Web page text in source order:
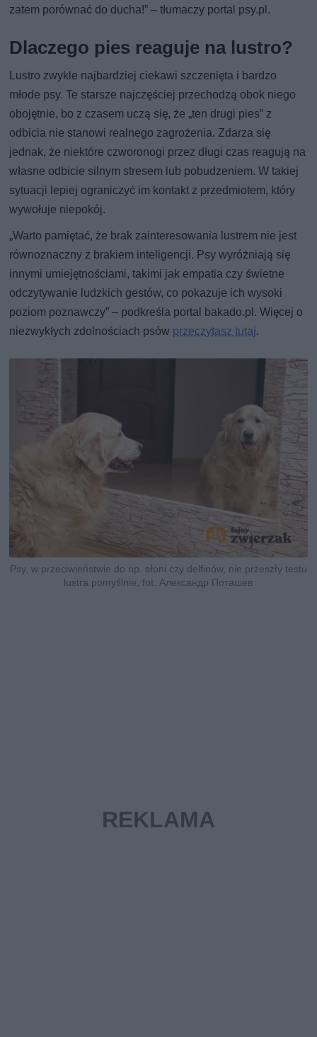
zatem porównać do ducha!” – tłumaczy portal psy.pl.
Dlaczego pies reaguje na lustro?
Lustro zwykle najbardziej ciekawi szczenięta i bardzo
młode psy. Te starsze najczęściej przechodzą obok niego
obojętnie, bo z czasem uczą się, że „ten drugi pies” z
odbicia nie stanowi realnego zagrożenia. Zdarza się
jednak, że niektóre czworonogi przez długi czas reagują na
własne odbicie silnym stresem lub pobudzeniem. W takiej
sytuacji lepiej ograniczyć im kontakt z przedmiotem, który
wywołuje niepokój.
„Warto pamiętać, że brak zainteresowania lustrem nie jest
równoznaczny z brakiem inteligencji. Psy wyróżniają się
innymi umiejętnościami, takimi jak empatia czy świetne
odczytywanie ludzkich gestów, co pokazuje ich wysoki
poziom poznawczy” – podkreśla portal bakado.pl. Więcej o
niezwykłych zdolnościach psów przeczytasz tutaj.
Psy, w przeciwieństwie do np. słoni czy delfinów, nie przeszły testu
lustra pomyślnie, fot. Александр Поташев